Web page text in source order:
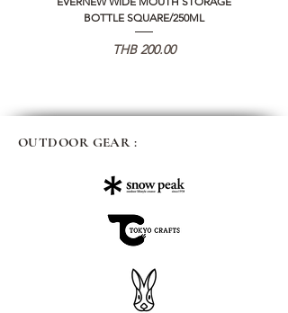
BOTTLE SQUARE/250ML
Price
THB 200.00
OUTDOOR GEAR :